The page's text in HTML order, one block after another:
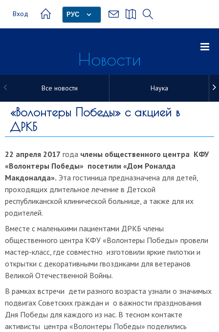
Вход РУС
Новости
Все новости Наука
«Волонтеры Победы» с акцией в
ДРКБ
22 апреля 2017 года члены общественного центра КФУ
«Волонтеры Победы» посетили «Дом Роналда
Макдоналда». Эта гостиница предназначена для детей,
проходящих длительное лечение в Детской
республиканской клинической больнице, а также для их
родителей.
Вместе с маленькими пациентами ДРКБ члены
общественного центра КФУ «Волонтеры Победы» провели
мастер-класс, где совместно изготовили яркие пилотки и
открытки с декоративными гвоздиками для ветеранов
Великой Отечественной Войны.
В рамках встречи дети разного возраста узнали о значимых
подвигах Советских граждан и о важности празднования
Дня Победы для каждого из нас. В тесном контакте
активисты центра «Волонтеры Победы» поделились